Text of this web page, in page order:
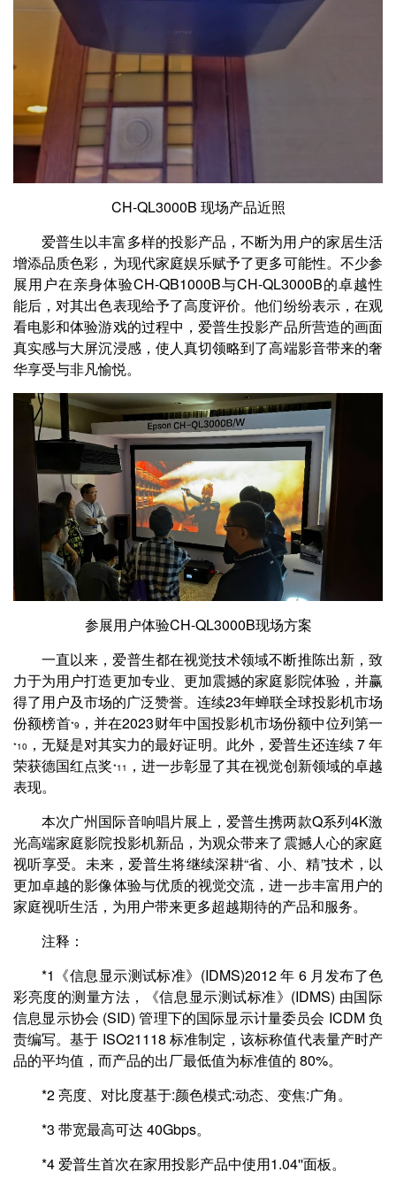
CH-QL3000B 现场产品近照
爱普生以丰富多样的投影产品，不断为用户的家居生活
增添品质色彩，为现代家庭娱乐赋予了更多可能性。不少参
展用户在亲身体验CH-QB1000B与CH-QL3000B的卓越性
能后，对其出色表现给予了高度评价。他们纷纷表示，在观
看电影和体验游戏的过程中，爱普生投影产品所营造的画面
真实感与大屏沉浸感，使人真切领略到了高端影音带来的奢
华享受与非凡愉悦。
参展用户体验CH-QL3000B现场方案
一直以来，爱普生都在视觉技术领域不断推陈出新，致
力于为用户打造更加专业、更加震撼的家庭影院体验，并赢
得了用户及市场的广泛赞誉。连续23年蝉联全球投影机市场
份额榜首*9 ，并在2023财年中国投影机市场份额中位列第一
*10 ，无疑是对其实力的最好证明。此外，爱普生还连续 7 年
荣获德国红点奖*11
，进一步彰显了其在视觉创新领域的卓越
表现。
本次广州国际音响唱片展上，爱普生携两款Q系列4K激
光高端家庭影院投影机新品，为观众带来了震撼人心的家庭
视听享受。未来，爱普生将继续深耕“省、小、精”技术，以
更加卓越的影像体验与优质的视觉交流，进一步丰富用户的
家庭视听生活，为用户带来更多超越期待的产品和服务。
注释：
*1《信息显示测试标准》(IDMS)2012 年 6 月发布了色
彩亮度的测量方法，《信息显示测试标准》(IDMS) 由国际
信息显示协会 (SID) 管理下的国际显示计量委员会 ICDM 负
责编写。基于 ISO21118 标准制定，该标称值代表量产时产
品的平均值，而产品的出厂最低值为标准值的 80%。
*2 亮度、对比度基于:颜色模式:动态、变焦:广角。
*3 带宽最高可达 40Gbps。
*4 爱普生首次在家用投影产品中使用1.04''面板。